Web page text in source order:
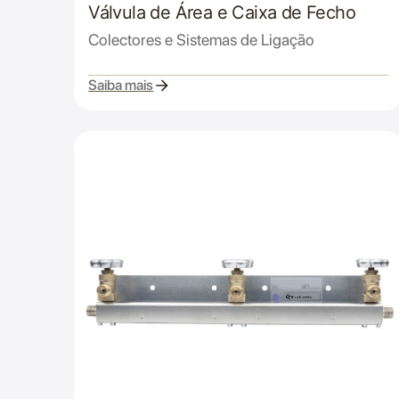
Válvula de Área e Caixa de Fecho
Colectores e Sistemas de Ligação
Saiba mais